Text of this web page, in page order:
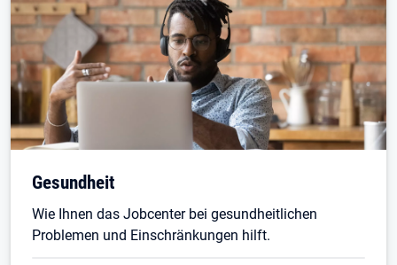
Gesundheit
Wie Ihnen das Jobcenter bei gesundheitlichen
Problemen und Einschränkungen hilft.